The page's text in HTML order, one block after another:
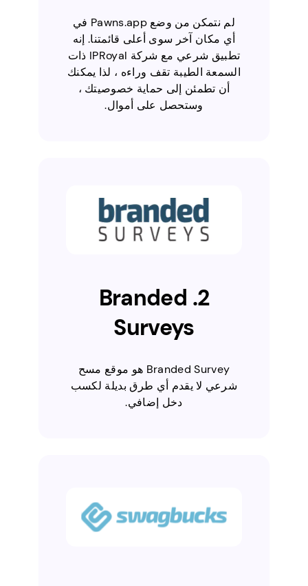
لم نتمكن من وضع Pawns.app في
أي مكان آخر سوى أعلى قائمتنا. إنه
تطبيق شرعي مع شركة IPRoyal ذات
السمعة الطيبة تقف وراءه ، لذا يمكنك
أن تطمئن إلى حماية خصوصيتك ،
وستحصل على أموال.
2. Branded
Surveys
Branded Survey هو موقع مسح
شرعي لا يقدم أي طرق بديلة لكسب
دخل إضافي.